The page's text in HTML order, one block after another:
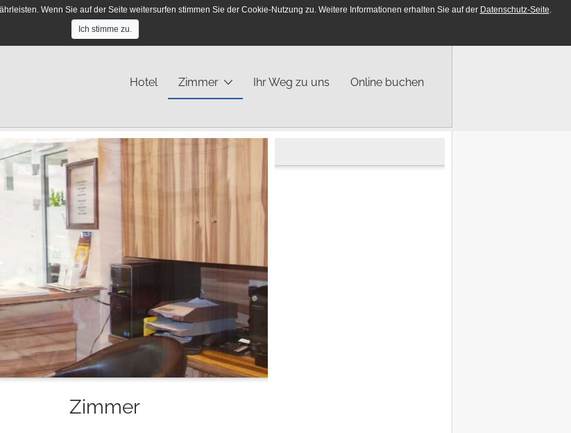
So erreichen Sie uns:+49 40/ 251 45 12
Hotel Zimmer Ihr Weg zu uns Online buchen
Zimmer
Wenn Sie auf der Seite weitersurfen stimmen Sie der Cookie-Nutzung zu. Weitere Informationen erhalten Sie auf der Datenschutz-Seite.
Ich stimme zu.